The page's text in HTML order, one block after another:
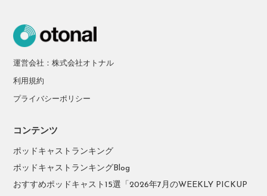
運営会社：株式会社オトナル
利用規約
プライバシーポリシー
コンテンツ
ポッドキャストランキング
ポッドキャストランキングBlog
おすすめポッドキャスト15選「2026年7月のWEEKLY PICKUP